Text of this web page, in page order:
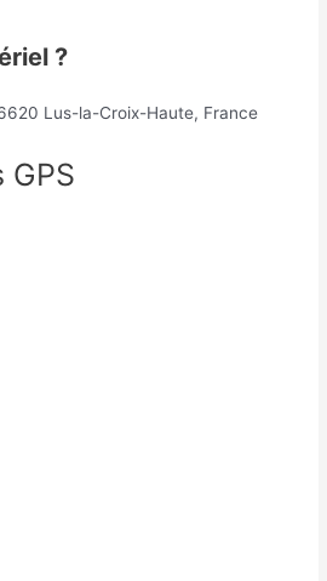
?
Lus-la-Croix-Haute, France
GPS